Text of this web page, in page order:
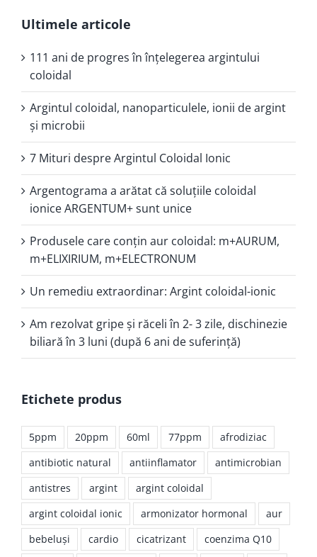
Ultimele articole
111 ani de progres în înţelegerea argintului
coloidal
Argintul coloidal, nanoparticulele, ionii de argint
şi microbii
7 Mituri despre Argintul Coloidal Ionic
Argentograma a arătat că soluţiile coloidal
ionice ARGENTUM+ sunt unice
Produsele care conţin aur coloidal: m+AURUM,
m+ELIXIRIUM, m+ELECTRONUM
Un remediu extraordinar: Argint coloidal-ionic
Am rezolvat gripe și răceli în 2- 3 zile, dischinezie
biliară în 3 luni (după 6 ani de suferință)
Etichete produs
5ppm 20ppm 60ml 77ppm
afrodiziac
antibiotic natural
antiinflamator
antimicrobian
antistres
argint
argint coloidal
argint coloidal ionic
armonizator hormonal
aur
bebeluşi
cardio cicatrizant
coenzima Q10